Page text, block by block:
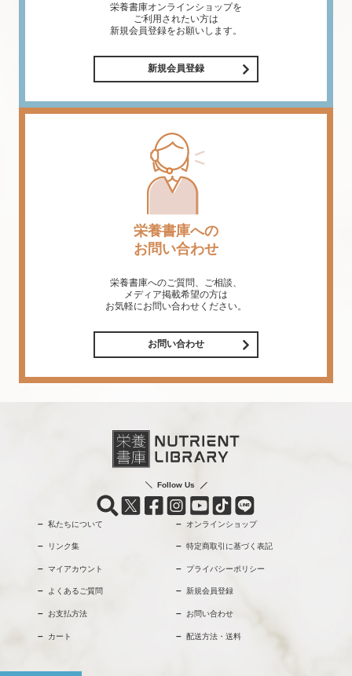
栄養書庫オンラインショップを
ご利用されたい方は
新規会員登録をお願いします。
新規会員登録
栄養書庫への
お問い合わせ
栄養書庫へのご質問、ご相談、
メディア掲載希望の方は
お気軽にお問い合わせください。
お問い合わせ
Follow Us
私たちについて オンラインショップ
リンク集 特定商取引に基づく表記
マイアカウント プライバシーポリシー
よくあるご質問 新規会員登録
お支払方法 お問い合わせ
カート 配送方法・送料